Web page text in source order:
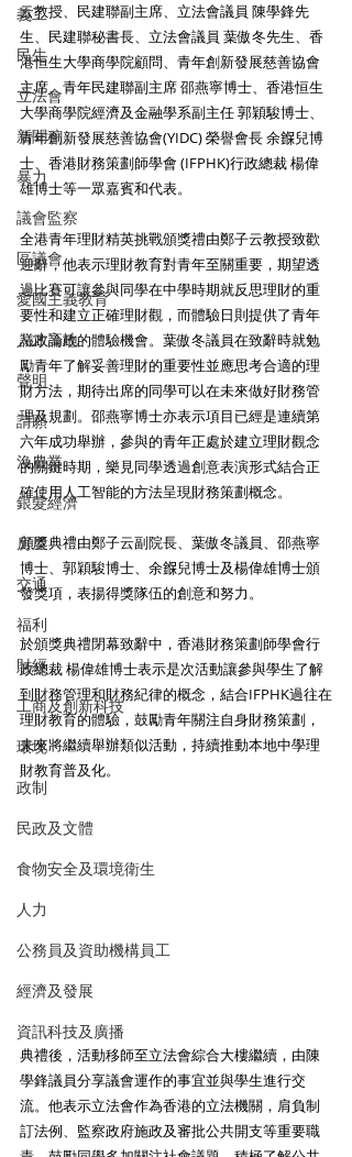
義工
民生
立法會
新聞稿
暴力
議會監察
區議會
愛國主義教育
人才高地
聲明
請願
漁農業
銀髮經濟
房屋
交通
福利
財經
工商及創新科技
環境
政制
民政及文體
食物安全及環境衛生
人力
公務員及資助機構員工
經濟及發展
資訊科技及廣播
云教授、民建聯副主席、立法會議員 陳學鋒先
生、民建聯秘書長、立法會議員 葉傲冬先生、香
港恒生大學商學院顧問、青年創新發展慈善協會
主席、青年民建聯副主席 邵燕寧博士、香港恒生
大學商學院經濟及金融學系副主任 郭穎駿博士、
青年創新發展慈善協會(YIDC) 榮譽會長 余𨩚兒博
士、香港財務策劃師學會 (IFPHK)行政總裁 楊偉
雄博士等一眾嘉賓和代表。
全港青年理財精英挑戰頒獎禮由鄭子云教授致歡
迎辭，他表示理財教育對青年至關重要，期望透
過比賽可讓參與同學在中學時期就反思理財的重
要性和建立正確理財觀，而體驗日則提供了青年
議政論政的體驗機會。葉傲冬議員在致辭時就勉
勵青年了解妥善理財的重要性並應思考合適的理
財方法，期待出席的同學可以在未來做好財務管
理及規劃。邵燕寧博士亦表示項目已經是連續第
六年成功舉辦，參與的青年正處於建立理財觀念
的關鍵時期，樂見同學透過創意表演形式結合正
確使用人工智能的方法呈現財務策劃概念。
頒獎典禮由鄭子云副院長、葉傲冬議員、邵燕寧
博士、郭穎駿博士、余𨩚兒博士及楊偉雄博士頒
發獎項，表揚得獎隊伍的創意和努力。
於頒獎典禮閉幕致辭中，香港財務策劃師學會行
政總裁 楊偉雄博士表示是次活動讓參與學生了解
到財務管理和財務紀律的概念，結合IFPHK過往在
理財教育的體驗，鼓勵青年關注自身財務策劃，
未來將繼續舉辦類似活動，持續推動本地中學理
財教育普及化。
典禮後，活動移師至立法會綜合大樓繼續，由陳
學鋒議員分享議會運作的事宜並與學生進行交
流。他表示立法會作為香港的立法機關，肩負制
訂法例、監察政府施政及審批公共開支等重要職